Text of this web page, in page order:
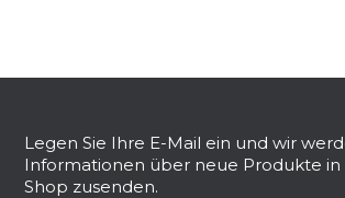
Legen Sie Ihre E-Mail ein und wir
Informationen über neue Produkte in
Shop zusenden.